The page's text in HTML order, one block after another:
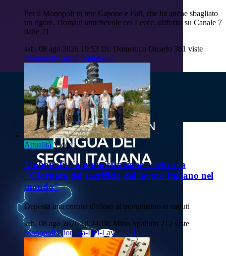
Per il Monopoli in rete Capone e Fall, che ha anche sbagliato
un rigore. Domani amichevole col Lecce: differita su Canale 7
dalle 21
sab, 08 ago 2026 19:53 Di: Domenico Dicarlo 361 viste
Monopoli-Calcio Squinzano
Attualità Video
Monopoli: l'amministrazione celebra la
"Giornata del sacrificio del lavoro italiano nel
mondo"
Deposta una corona d'alloro al monumento ai caduti
sab, 08 ago 2026 18:24 Di: Mino Spalluto 217 viste
Monopoli Giornata-Dei-Lavoratori